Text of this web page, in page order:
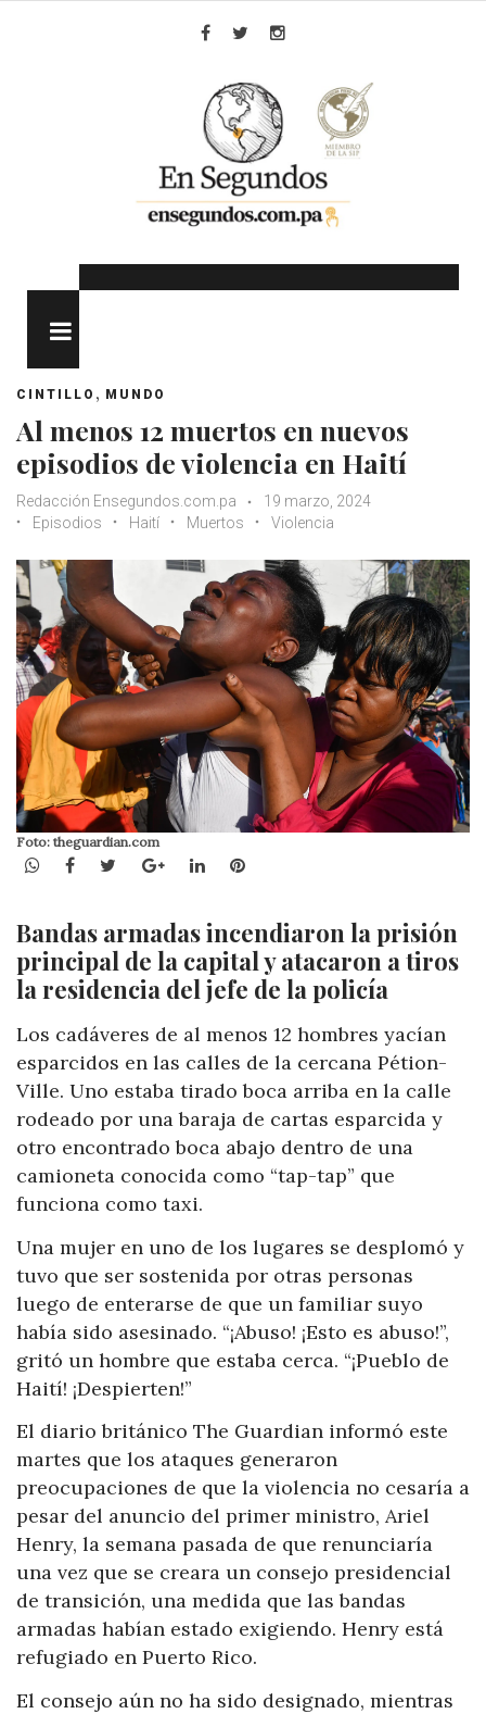
CINTILLO , MUNDO
Al menos 12 muertos en nuevos
episodios de violencia en Haití
Redacción Ensegundos.com.pa
19 marzo, 2024
Episodios
Haití Muertos Violencia
Foto: theguardian.com
WhatsApp
Facebook
TwitterGoogle+LinkedInPinterest
Bandas armadas incendiaron la prisión
principal de la capital y atacaron a tiros
la residencia del jefe de la policía
Los cadáveres de al menos 12 hombres yacían
esparcidos en las calles de la cercana Pétion-
Ville. Uno estaba tirado boca arriba en la calle
rodeado por una baraja de cartas esparcida y
otro encontrado boca abajo dentro de una
camioneta conocida como “tap-tap” que
funciona como taxi.
Una mujer en uno de los lugares se desplomó y
tuvo que ser sostenida por otras personas
luego de enterarse de que un familiar suyo
había sido asesinado. “¡Abuso! ¡Esto es abuso!”,
gritó un hombre que estaba cerca. “¡Pueblo de
Haití! ¡Despierten!”
El diario británico The Guardian informó este
martes que los ataques generaron
preocupaciones de que la violencia no cesaría a
pesar del anuncio del primer ministro, Ariel
Henry, la semana pasada de que renunciaría
una vez que se creara un consejo presidencial
de transición, una medida que las bandas
armadas habían estado exigiendo. Henry está
refugiado en Puerto Rico.
El consejo aún no ha sido designado, mientras